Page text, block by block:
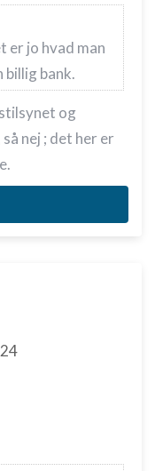
er jo hvad man
bank.
og
nej ; det her er